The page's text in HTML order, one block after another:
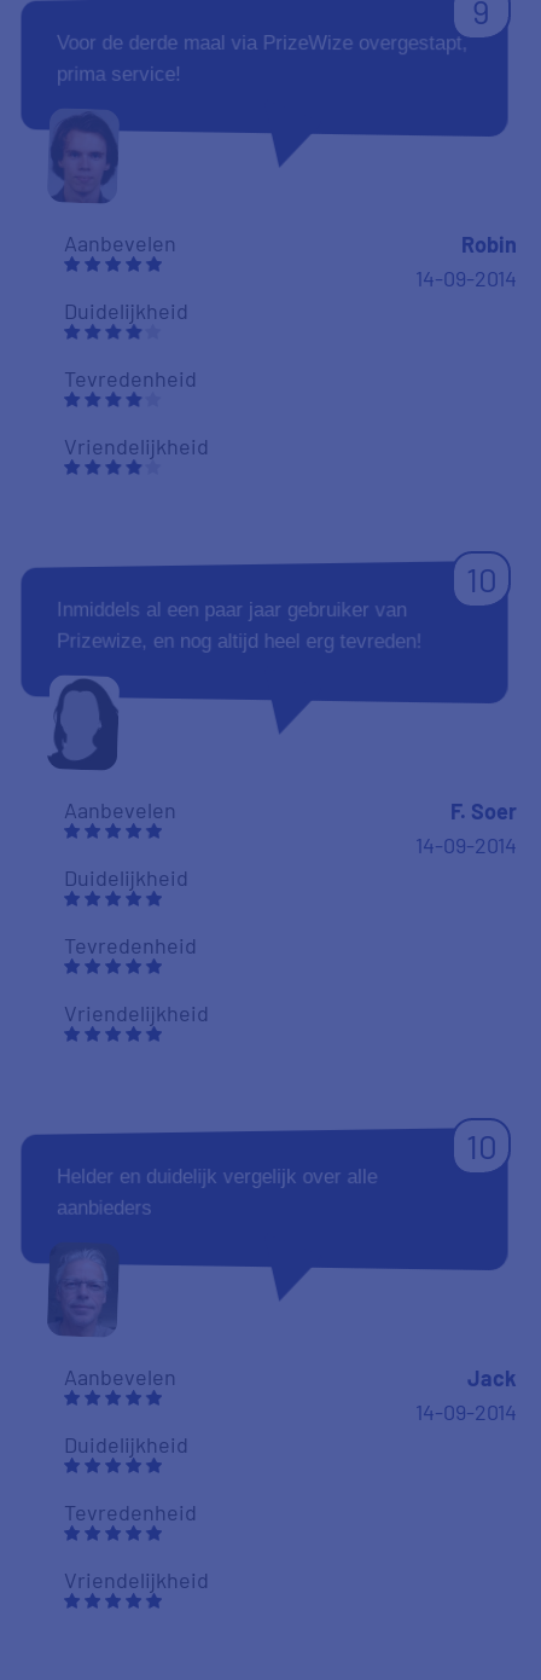
9
Voor de derde maal via PrizeWize overgestapt,
prima service!
Aanbevelen
Duidelijkheid
Tevredenheid
Vriendelijkheid
Robin
14-09-2014
10
Inmiddels al een paar jaar gebruiker van
Prizewize, en nog altijd heel erg tevreden!
Aanbevelen
Duidelijkheid
Tevredenheid
Vriendelijkheid
F. Soer
14-09-2014
10
Helder en duidelijk vergelijk over alle
aanbieders
Aanbevelen
Duidelijkheid
Tevredenheid
Vriendelijkheid
Jack
14-09-2014